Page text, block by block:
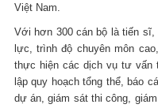
Việt Nam.
Với hơn 300 cán bộ là tiến
lực, trình độ chuyên môn
thực hiện các dịch vụ tư vấn
lập quy hoạch tổng thể, báo
dự án, giám sát thi công,